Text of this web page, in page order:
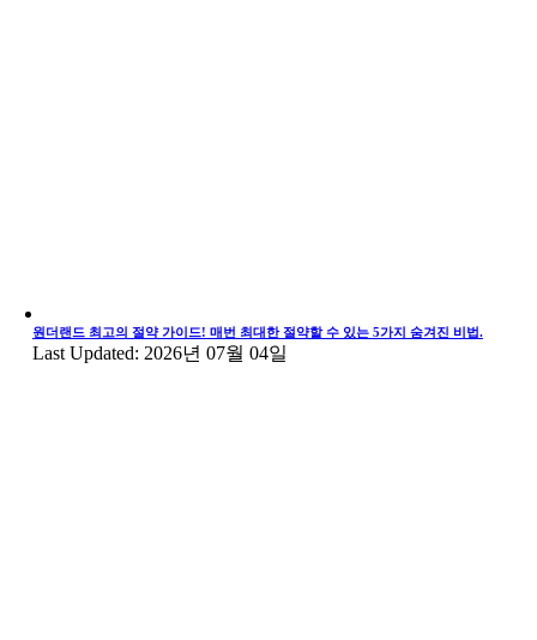
원더랜드 최고의 절약 가이드! 매번 최대한 절약할 수 있는 5가지 숨겨진 비법.
Last Updated: 2026년 07월 04일